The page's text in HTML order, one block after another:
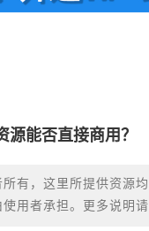
能否直接商用？
有，这里所提供资源
用者承担。更多说明请